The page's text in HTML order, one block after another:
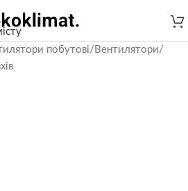
побутові/ Вентилятори/